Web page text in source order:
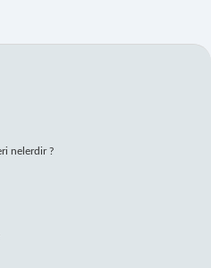
nelerdir ?